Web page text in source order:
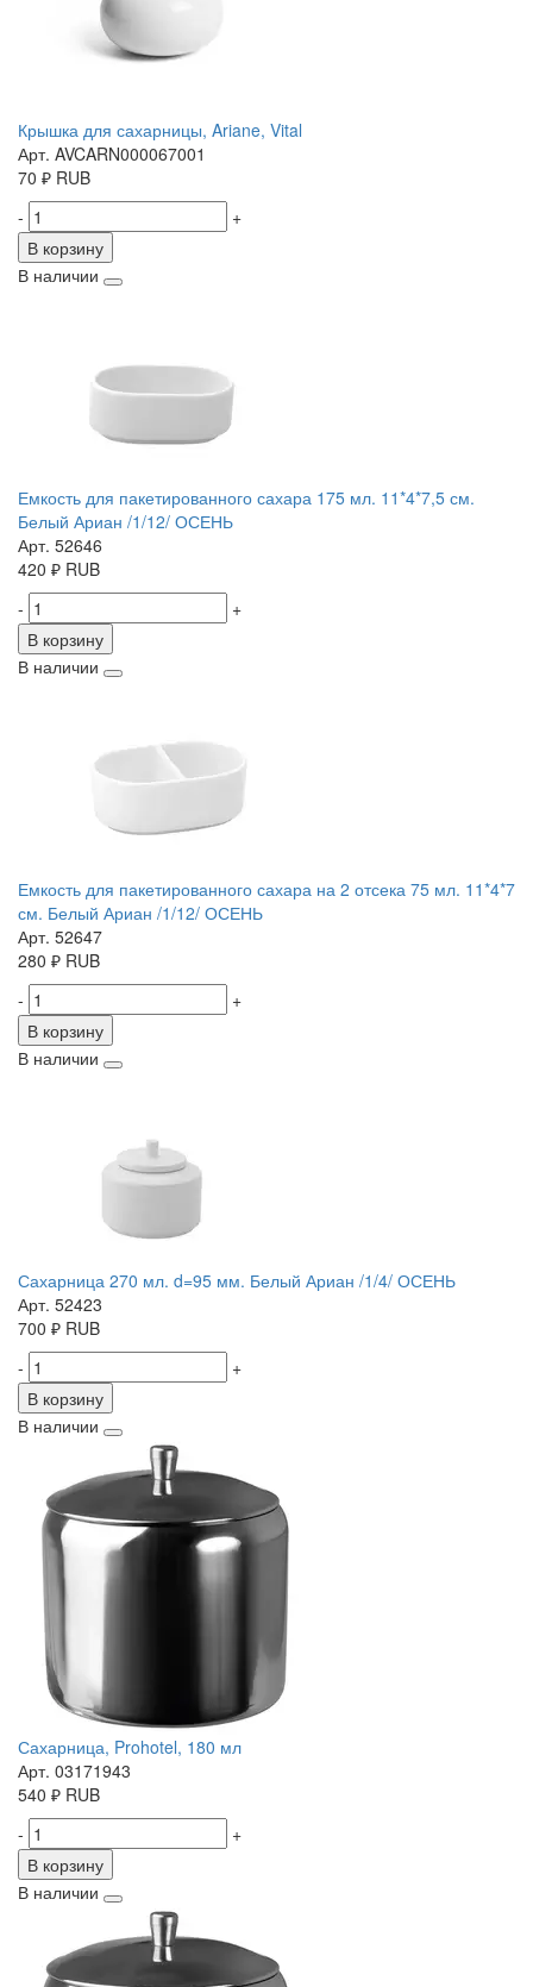
Крышка для сахарницы, Ariane, Vital
Арт. AVCARN000067001
70 ₽ RUB
-
+
В корзину
В наличии
Емкость для пакетированного сахара 175 мл. 11*4*7,5 см.
Белый Ариан /1/12/ ОСЕНЬ
Арт. 52646
420 ₽ RUB
-
+
В корзину
В наличии
Емкость для пакетированного сахара на 2 отсека 75 мл. 11*4*7
см. Белый Ариан /1/12/ ОСЕНЬ
Арт. 52647
280 ₽ RUB
-
+
В корзину
В наличии
Сахарница 270 мл. d=95 мм. Белый Ариан /1/4/ ОСЕНЬ
Арт. 52423
700 ₽ RUB
-
+
В корзину
В наличии
Сахарница, Prohotel, 180 мл
Арт. 03171943
540 ₽ RUB
-
+
В корзину
В наличии